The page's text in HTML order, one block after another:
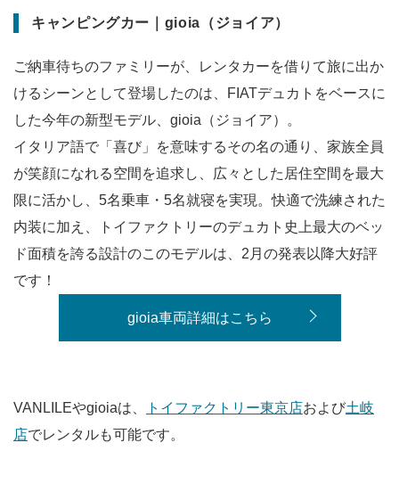
キャンピングカー｜gioia（ジョイア）
ご納車待ちのファミリーが、レンタカーを借りて旅に出か
けるシーンとして登場したのは、FIATデュカトをベースに
した今年の新型モデル、gioia（ジョイア）。
イタリア語で「喜び」を意味するその名の通り、家族全員
が笑顔になれる空間を追求し、広々とした居住空間を最大
限に活かし、5名乗車・5名就寝を実現。快適で洗練された
内装に加え、トイファクトリーのデュカト史上最大のベッ
ド面積を誇る設計のこのモデルは、2月の発表以降大好評
です！
gioia車両詳細はこちら
VANLILEやgioiaは、 トイファクトリー東京店および土岐
店でレンタルも可能です。